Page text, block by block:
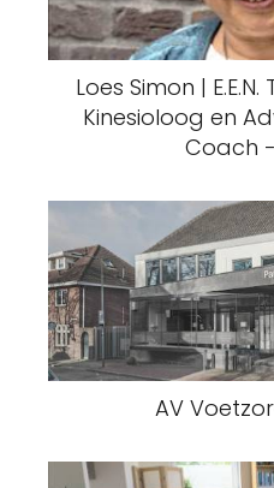
Loes Simon |
Kinesioloog en
Coach
AV